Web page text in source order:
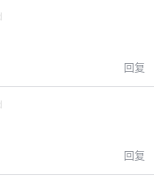
回复
回复